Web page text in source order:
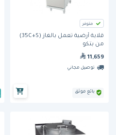
متوفر
قلاية أرضية تعمل بالغاز (35C+S)
من بتكو
11,659
توصيل مجاني
بائع موثق